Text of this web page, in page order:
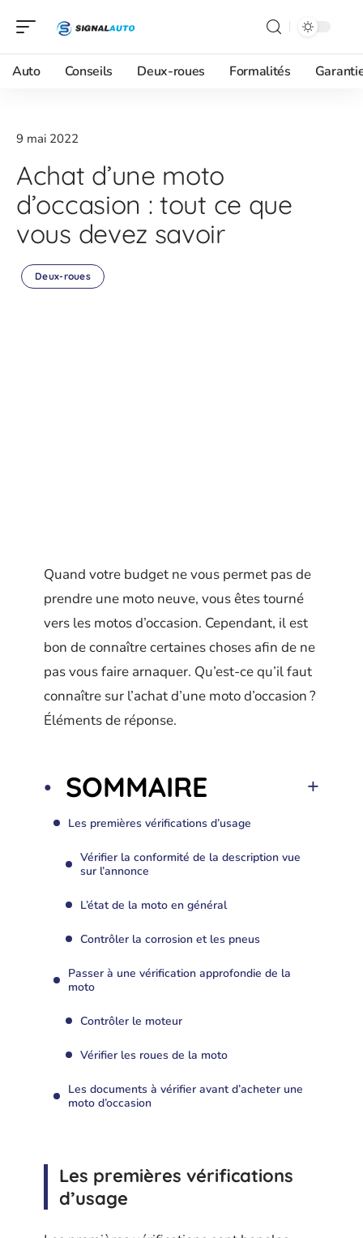
Auto Conseils Deux-roues Formalités
9 mai 2022
Achat d’une moto
d’occasion : tout ce que
vous devez savoir
Deux-roues
Quand votre budget ne vous permet pas de
prendre une moto neuve, vous êtes tourné
vers les motos d’occasion. Cependant, il est
bon de connaître certaines choses afin de ne
pas vous faire arnaquer. Qu’est-ce qu’il faut
connaître sur l’achat d’une moto d’occasion ?
Éléments de réponse.
SOMMAIRE
Les premières vérifications d’usage
Vérifier la conformité de la description vue
sur l’annonce
L’état de la moto en général
Contrôler la corrosion et les pneus
Passer à une vérification approfondie de la
moto
Contrôler le moteur
Vérifier les roues de la moto
Les documents à vérifier avant d’acheter une
moto d’occasion
Les premières vérifications
d’usage